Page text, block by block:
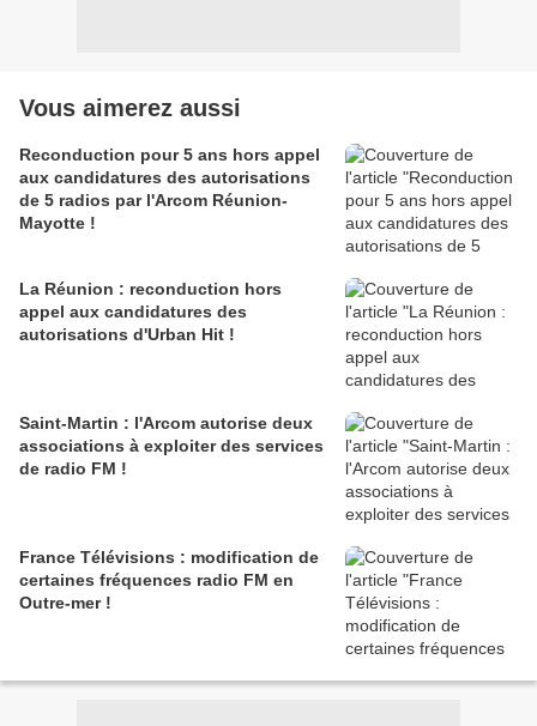
Vous aimerez aussi
Reconduction pour 5 ans hors appel
aux candidatures des autorisations
de 5 radios par l'Arcom Réunion-
Mayotte !
La Réunion : reconduction hors
appel aux candidatures des
autorisations d'Urban Hit !
Saint-Martin : l'Arcom autorise deux
associations à exploiter des services
de radio FM !
France Télévisions : modification de
certaines fréquences radio FM en
Outre-mer !